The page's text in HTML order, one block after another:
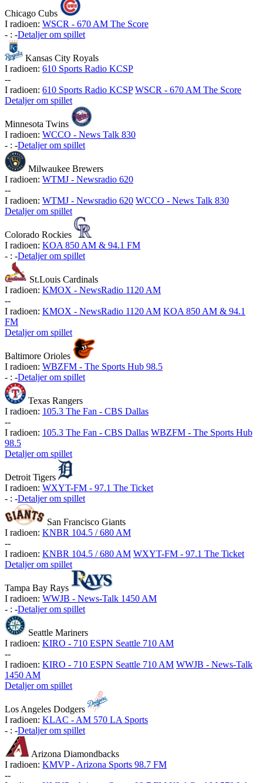
Chicago Cubs
I radioen: WSCR - 670 AM The Score
- : -Detaljer om spillet
Kansas City Royals
I radioen: 610 Sports Radio KCSP
--
I radioen: 610 Sports Radio KCSP WSCR - 670 AM The Score
Detaljer om spillet
Minnesota Twins
I radioen: WCCO - News Talk 830
- : -Detaljer om spillet
Milwaukee Brewers
I radioen: WTMJ - Newsradio 620
--
I radioen: WTMJ - Newsradio 620 WCCO - News Talk 830
Detaljer om spillet
Colorado Rockies
I radioen: KOA 850 AM & 94.1 FM
- : -Detaljer om spillet
St.Louis Cardinals
I radioen: KMOX - NewsRadio 1120 AM
--
I radioen: KMOX - NewsRadio 1120 AM KOA 850 AM & 94.1
FM
Detaljer om spillet
Baltimore Orioles
I radioen: WBZFM - The Sports Hub 98.5
- : -Detaljer om spillet
Texas Rangers
I radioen: 105.3 The Fan - CBS Dallas
--
I radioen: 105.3 The Fan - CBS Dallas WBZFM - The Sports Hub
98.5
Detaljer om spillet
Detroit Tigers
I radioen: WXYT-FM - 97.1 The Ticket
- : -Detaljer om spillet
San Francisco Giants
I radioen: KNBR 104.5 / 680 AM
--
I radioen: KNBR 104.5 / 680 AM WXYT-FM - 97.1 The Ticket
Detaljer om spillet
Tampa Bay Rays
I radioen: WWJB - News-Talk 1450 AM
- : -Detaljer om spillet
Seattle Mariners
I radioen: KIRO - 710 ESPN Seattle 710 AM
--
I radioen: KIRO - 710 ESPN Seattle 710 AM WWJB - News-Talk
1450 AM
Detaljer om spillet
Los Angeles Dodgers
I radioen: KLAC - AM 570 LA Sports
- : -Detaljer om spillet
Arizona Diamondbacks
I radioen: KMVP - Arizona Sports 98.7 FM
--